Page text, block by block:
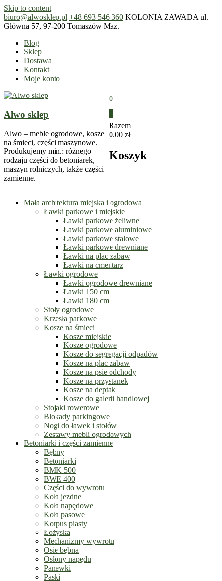
Skip to content
biuro@alwosklep.pl +48 693 546 360 KOLONIA ZAWADA ul.
Główna 57, 97-200 Tomaszów Maz.
Blog
Sklep
Dostawa
Kontakt
Moje konto
Alwo sklep
Alwo – meble ogrodowe, kosze
na śmieci, części maszynowe.
Produkujemy min.: różnego
rodzaju części do betoniarek,
maszyn rolniczych, także części
zamienne.
0
Razem
0.00 zł
Koszyk
Mała architektura miejska i ogrodowa
Ławki parkowe i miejskie
Ławki parkowe żeliwne
Ławki parkowe aluminiowe
Ławki parkowe stalowe
Ławki parkowe drewniane
Ławki na plac zabaw
Ławki na cmentarz
Ławki ogrodowe
Ławki ogrodowe drewniane
Ławki 150 cm
Ławki 180 cm
Stoły ogrodowe
Krzesła parkowe
Kosze na śmieci
Kosze miejskie
Kosze ogrodowe
Kosze do segregacji odpadów
Kosze na plac zabaw
Kosze na psie odchody
Kosze na przystanek
Kosze na deptak
Kosze do galerii handlowej
Stojaki rowerowe
Blokady parkingowe
Nogi do ławek i stołów
Zestawy mebli ogrodowych
Betoniarki i części zamienne
Bębny
Betoniarki
BMK 500
BWE 400
Części do wywrotu
Koła jezdne
Koła napędowe
Koła pasowe
Korpus piasty
Łożyska
Mechanizmy wywrotu
Osie bębna
Osłony napędu
Panewki
Paski